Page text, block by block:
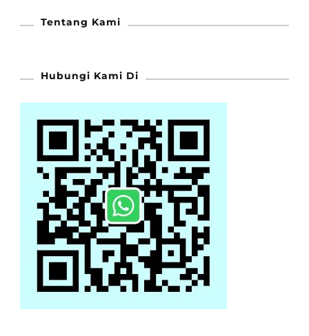
Tentang Kami
Hubungi Kami Di